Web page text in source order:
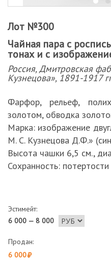
Лот №300
Чайная пара с
тонах и с
Россия, Дмитровская
Кузнецова», 1891-1917
Фарфор, рельеф,
золотом, обводка
Марка: изображение
М. С. Кузнецова Д.Ф.»
Высота чашки 6,5 см.,
Сохранность:
Эстимейт:
6 000 — 8 000
Продан:
6 000